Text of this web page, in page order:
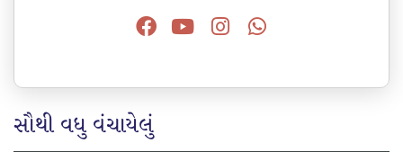
સૌથી વધુ વંચાયેલું